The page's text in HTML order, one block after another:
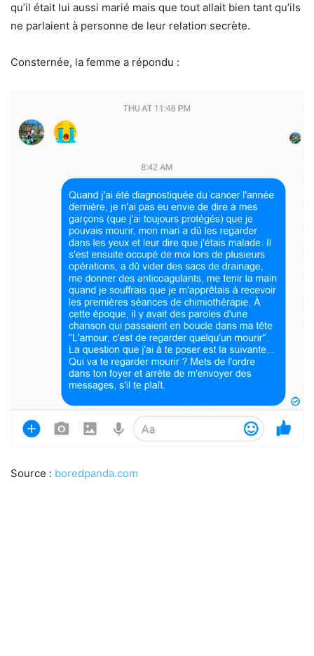
qu’il était lui aussi marié mais que tout allait bien tant qu’ils
ne parlaient à personne de leur relation secrète.
Consternée, la femme a répondu :
Source : boredpanda.com